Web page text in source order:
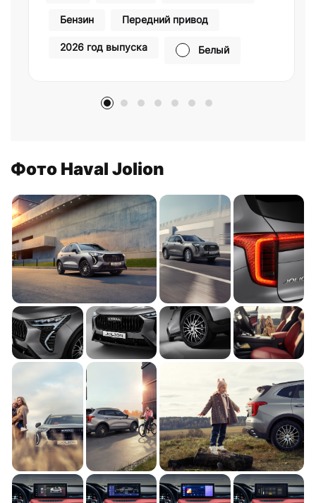
Бензин Передний привод
2026 год выпуска Белый
Фото Haval Jolion